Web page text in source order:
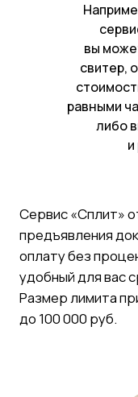
вы
свитер,
равными
либо
Сервис «Сплит» от
предъявления
оплату без процентов на
удобный для вас срок
Размер лимита при
до 100 000 руб.
Выберите товар и
кнопку «Сделать